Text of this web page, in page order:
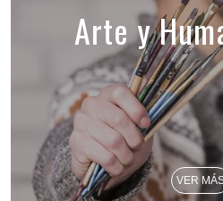
Arte y
VER